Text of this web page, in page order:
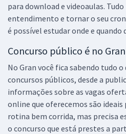
para download e videoaulas.
entendimento e tornar o seu
é possível estudar onde e quando
Concurso público é no Gran
No Gran você fica sabendo tudo o
concursos públicos, desde a
informações sobre as vagas
online que oferecemos são ideais
rotina bem corrida, mas precisa
o concurso que está prestes a